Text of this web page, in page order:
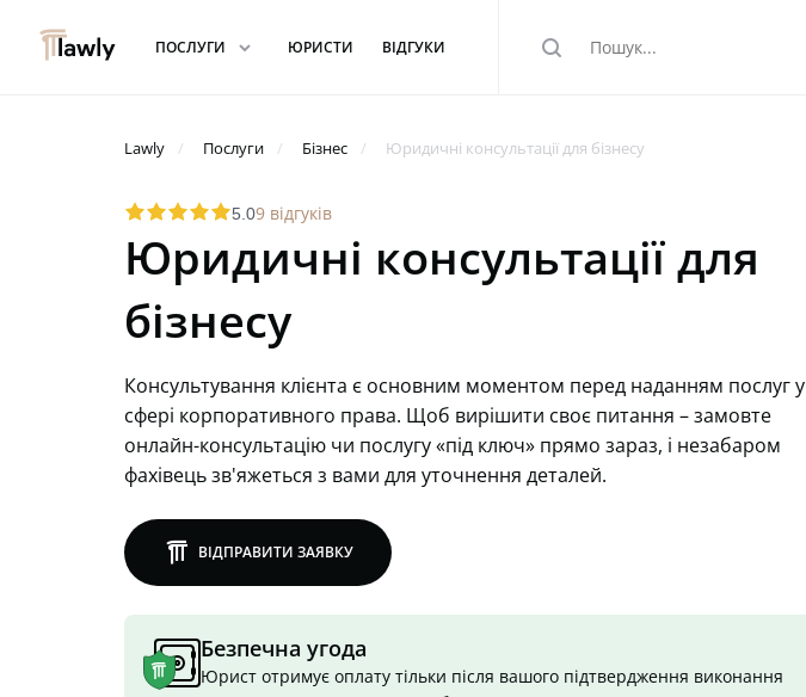
ПОСЛУГИ arrowdown ЮРИСТИ ВІДГУКИ search
Lawly Послуги Бізнес Юридичні консультації для бізнесу
starstarstarstarstar5.09 відгуків
Юридичні консультації для
бізнесу
Консультування клієнта є основним моментом перед наданням послуг у
сфері корпоративного права. Щоб вирішити своє питання – замовте
онлайн-консультацію чи послугу «під ключ» прямо зараз, і незабаром
фахівець зв'яжеться з вами для уточнення деталей.
lawly ВІДПРАВИТИ ЗАЯВКУ
Безпечна угода
Юрист отримує оплату тільки після вашого підтвердження виконання